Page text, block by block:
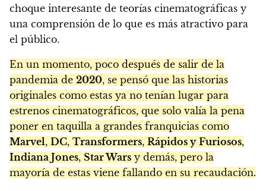
choque interesante de teorías cinematográficas y
una comprensión de lo que es más atractivo para
el público.
En un momento, poco después de salir de la
pandemia de 2020, se pensó que las historias
originales como estas ya no tenían lugar para
estrenos cinematográficos, que solo valía la pena
poner en taquilla a grandes franquicias como
Marvel, DC, Transformers, Rápidos y Furiosos,
Indiana Jones, Star Wars y demás, pero la
mayoría de estas viene fallando en su recaudación.